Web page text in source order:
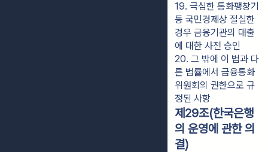
19. 극심한 통화팽창기
등 국민경제상 절실한
경우 금융기관의 대출
에 대한 사전 승인
20. 그 밖에 이 법과 다
른 법률에서 금융통화
위원회의 권한으로 규
정된 사항
제29조(한국은행
의 운영에 관한 의
결)